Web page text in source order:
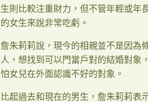
生則比較注重財力，但不管年輕或年
的女生來說非常吃虧。
詹朱莉莉說，現今的相親並不是因為
人，想找到可以門當戶對的結婚對象
怕女兒在外面認識不好的對象。
比起過去和現在的男生，詹朱莉莉表